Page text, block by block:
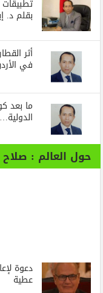
بقلم د.
أثر
في
ما بعد
حول العالم :
دعوة
عطية